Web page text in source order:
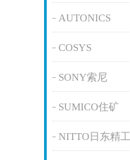
AUTONICS
COSYS
SONY索尼
SUMICO住矿
NITTO日东精工